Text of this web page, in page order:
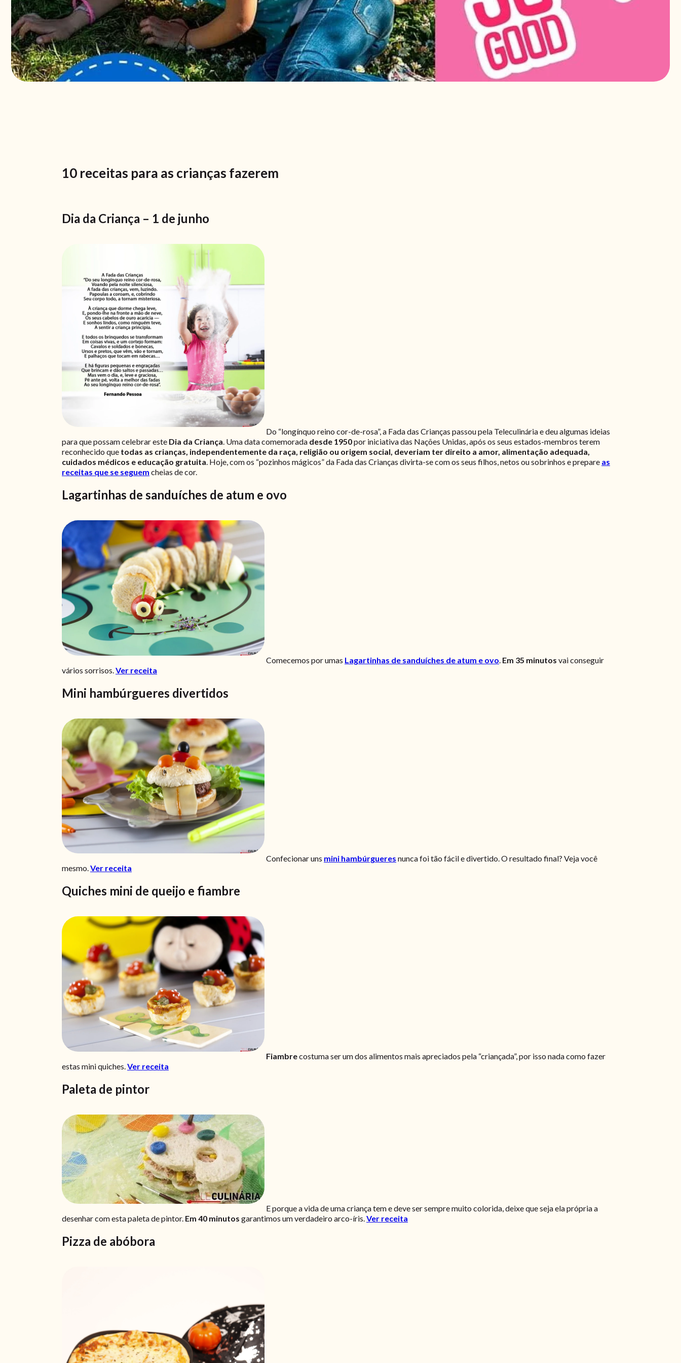
10 receitas para as crianças fazerem
Dia da Criança – 1 de junho
Do “longínquo reino cor-de-rosa”, a Fada das Crianças passou pela Teleculinária e deu algumas ideias
para que possam celebrar este Dia da Criança. Uma data comemorada desde 1950por iniciativa das Nações Unidas, após os seus estados-membros terem
reconhecido que todas as crianças, independentemente da raça, religião ou origem social, deveriam ter direito a amor, alimentação adequada,
cuidados médicos e educação gratuita. Hoje, com os “pozinhos mágicos” da Fada das Crianças divirta-se com os seus filhos, netos ou sobrinhos e prepare as
receitas que se seguem cheias de cor.
Lagartinhas de sanduíches de atum e ovo
Comecemos por umas Lagartinhas de sanduíches de atum e ovo Em 35 minutos vai conseguir
vários sorrisos. Ver receita
Mini hambúrgueres divertidos
Confecionar uns mini hambúrgueres nunca foi tão fácil e divertido. O resultado final? Veja você
mesmo.Ver receita
Quiches mini de queijo e fiambre
Fiambrecostuma ser um dos alimentos mais apreciados pela “criançada”, por isso nada como fazer
estas mini quiches.Ver receita
Paleta de pintor
E porque a vida de uma criança tem e deve ser sempre muito colorida, deixe que seja ela própria a
desenhar com esta paleta de pintor. Em 40 minutos garantimos um verdadeiro arco-íris.Ver receita
Pizza de abóbora